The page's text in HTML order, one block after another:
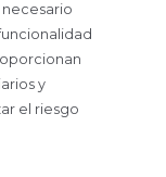
necesario
y
el riesgo